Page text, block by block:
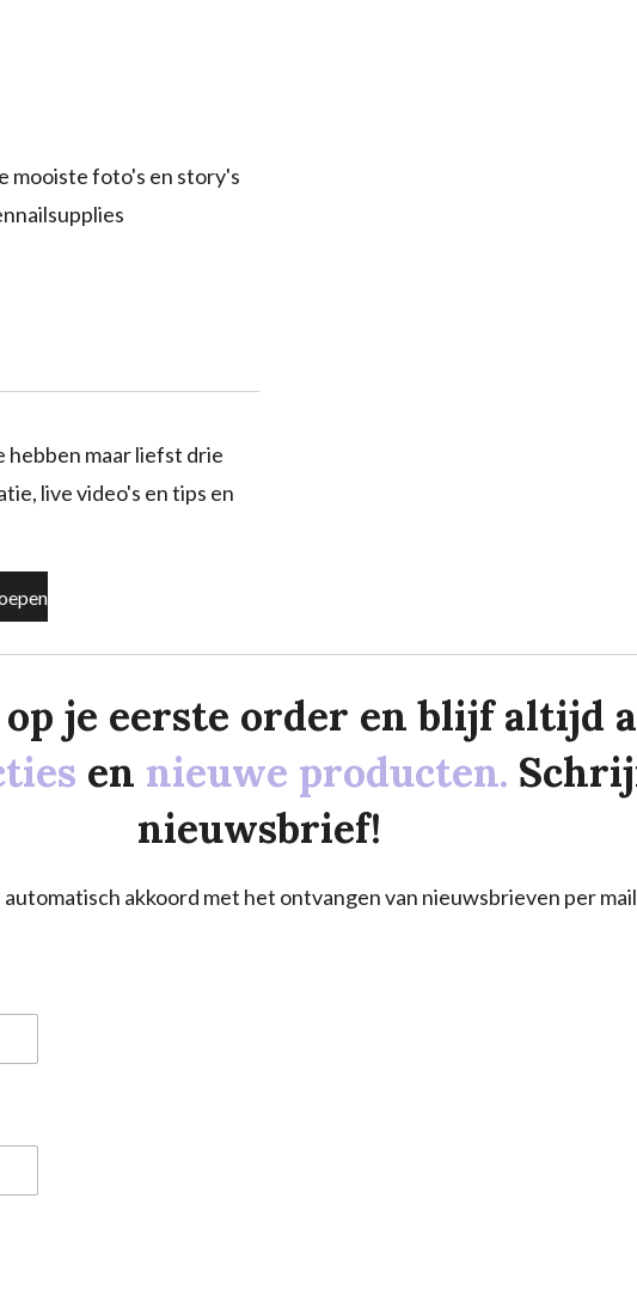
mooiste foto's en story's
hebben maar liefst drie
live video's en tips en
je eerste order en blijf altijd
en nieuwe producten.
nieuwsbrief!
akkoord met het ontvangen van nieuwsbrieven per